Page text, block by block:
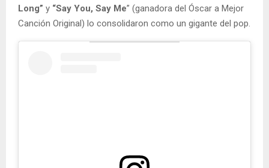
Long” y “Say You, Say Me” (ganadora del Óscar a Mejor
Canción Original) lo consolidaron como un gigante del pop.